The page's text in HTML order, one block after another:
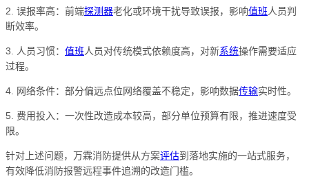
2. 误报率高：前端探测器老化或环境干扰导致误报，影响值班人员判
断效率。
3. 人员习惯： 值班人员对传统模式依赖度高，对新系统操作需要适应
过程。
4. 网络条件：部分偏远点位网络覆盖不稳定，影响数据传输实时性。
5. 费用投入：一次性改造成本较高，部分单位预算有限，推进速度受
限。
针对上述问题，万霖消防提供从方案评估到落地实施的一站式服务，
有效降低消防报警远程事件追溯的改造门槛。